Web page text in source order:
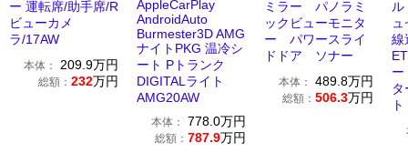
ー 運転席/助手席/R
ビューカメ
ラ/17AW
本体： 209.9万円
総額： 232万円
AppleCarPlay
AndroidAuto
Burmester3D AMG
ナイトPKG 温冷シ
ート Pトランク
DIGITALライト
AMG20AW
本体： 778.0万円
総額： 787.9万円
ミラー パノラミ
ックビューモニタ
ー パワースライ
ドドア ソナー
本体： 489.8万円
総額： 506.3万円